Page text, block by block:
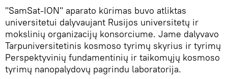
"SamSat-ION" aparato kūrimas buvo atliktas
universitetui dalyvaujant Rusijos universitetų ir
mokslinių organizacijų konsorciume. Jame dalyvavo
Tarpuniversitetinis kosmoso tyrimų skyrius ir tyrimų
Perspektyvinių fundamentinių ir taikomųjų kosmoso
tyrimų nanopalydovų pagrindu laboratorija.